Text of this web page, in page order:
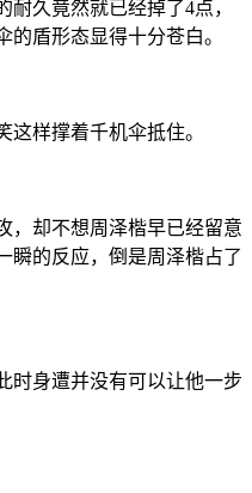
久竟然就已经掉了4点，
盾形态显得十分苍白。
这样撑着千机伞抵住。
，却不想周泽楷早已经留意
瞬的反应，倒是周泽楷占了
时身遭并没有可以让他一步